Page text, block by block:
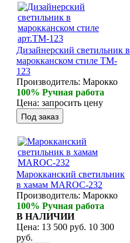
Дизайнерский светильник в
марокканском стиле TM-
123
Производитель: Марокко
100% Ручная работа
Цена: запросить цену
Марокканский светильник
в хамам MAROC-232
Производитель: Марокко
100% Ручная работа
В НАЛИЧИИ
Цена: 13 500 руб. 10 300
руб.